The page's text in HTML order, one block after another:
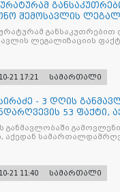
შემოსავლის
ყოფილ პ
ლეგალიზაციის
21 17:21 სამართალი
- 3 დღის
53 ფაქტი,
განმავლობაში
აქედან
21 11:40 სამართალი